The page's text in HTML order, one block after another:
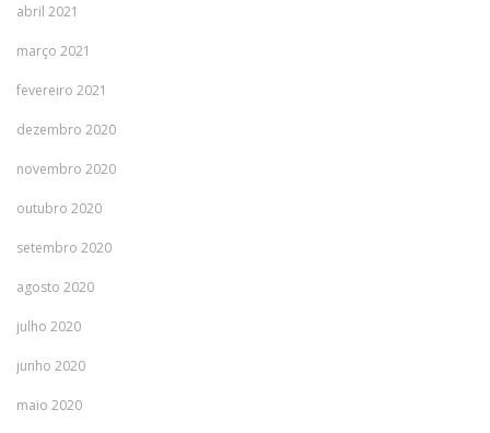
abril 2021
março 2021
fevereiro 2021
dezembro 2020
novembro 2020
outubro 2020
setembro 2020
agosto 2020
julho 2020
junho 2020
maio 2020